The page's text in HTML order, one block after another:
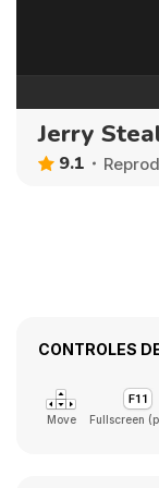
Jerry
9.1
CONTROLES
Move Fullscreen